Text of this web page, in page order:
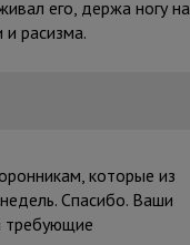
его, держа ногу на
расизма.
которые из
Спасибо. Ваши
требующие